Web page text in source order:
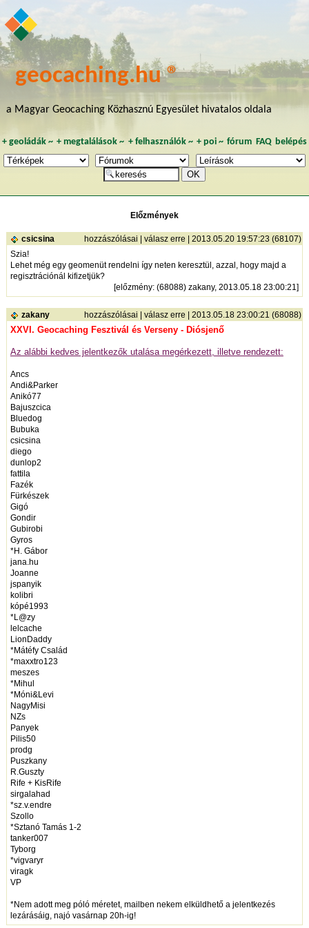
geocaching.hu ®
a Magyar Geocaching Közhasznú Egyesület hivatalos oldala
+ geoládák~ +megtalálások ~ + felhasználók~ + poi~ fórum FAQ belépés
Előzmények
csicsina hozzászólásai válasz erre | 2013.05.20 19:57:23 (68107)
Szia!
Lehet még egy geomenüt rendelni így neten keresztül, azzal, hogy majd a
regisztrációnál kifizetjük?
[előzmény: (68088) zakany, 2013.05.18 23:00:21]
zakany hozzászólásai válasz erre | 2013.05.18 23:00:21 (68088)
XXVI. Geocaching Fesztivál és Verseny - Diósjenő
Az alábbi kedves jelentkezők utalása megérkezett, illetve rendezett:
Ancs
Andi&Parker
Anikó77
Bajuszcica
Bluedog
Bubuka
csicsina
diego
dunlop2
fattila
Fazék
Fürkészek
Gigó
Gondir
Gubirobi
Gyros
*H. Gábor
jana.hu
Joanne
jspanyik
kolibri
kópé1993
*L@zy
lelcache
LionDaddy
*Mátéfy Család
*maxxtro123
meszes
*Mihul
*Móni&Levi
NagyMisi
NZs
Panyek
Pilis50
prodg
Puszkany
R.Guszty
Rife + KisRife
sirgalahad
*sz.v.endre
Szollo
*Sztanó Tamás 1-2
tanker007
Tyborg
*vigvaryr
viragk
VP
*Nem adott meg póló méretet, mailben nekem elküldhető a jelentkezés
lezárásáig, najó vasárnap 20h-ig!